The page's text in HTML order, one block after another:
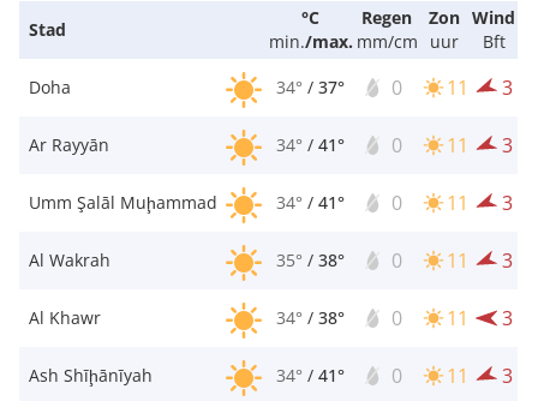
Stad
°C
min./max.
Regen
mm/cm
Zon
uur
Wind
Bft
Doha
34° / 37° 0 11 3
Ar Rayyān 34° / 41° 0 11 3
Umm Şalāl Muḩammad 34° / 41° 0 11 3
Al Wakrah 35° / 38° 0 11 3
Al Khawr 34° / 38° 0 11 3
Ash Shīḩānīyah 34° / 41° 0 11 3